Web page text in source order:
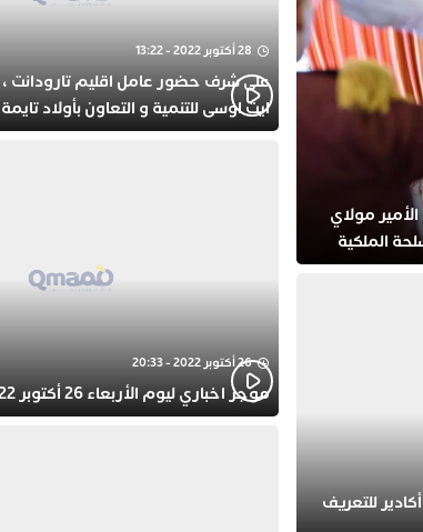
مولاي
الملكية
للتعريف
28 أكتوبر 2022 - 13:22
على شرف حضور عامل اقليم تارودانت
ايت اوسى للتنمية و التعاون بأولاد
الاحتفال بذكرى المولد النبوي
26 أكتوبر 2022 - 20:33
موجز اخباري ليوم الأربعاء 26 أكتوبر 2022